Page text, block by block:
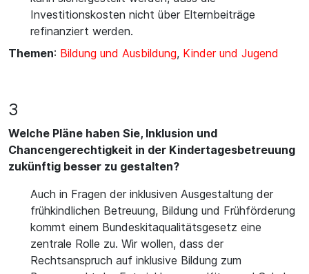
Investitionskosten nicht über Elternbeiträge
refinanziert werden.
Themen: Bildung und Ausbildung, Kinder und Jugend
3
Welche Pläne haben Sie, Inklusion und
Chancengerechtigkeit in der Kindertagesbetreuung
zukünftig besser zu gestalten?
Auch in Fragen der inklusiven Ausgestaltung der
frühkindlichen Betreuung, Bildung und Frühförderung
kommt einem Bundeskitaqualitätsgesetz eine
zentrale Rolle zu. Wir wollen, dass der
Rechtsanspruch auf inklusive Bildung zum